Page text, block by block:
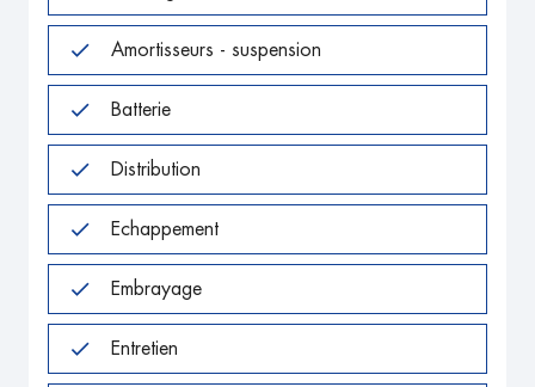
Amortisseurs - suspension
Batterie
Distribution
Echappement
Embrayage
Entretien